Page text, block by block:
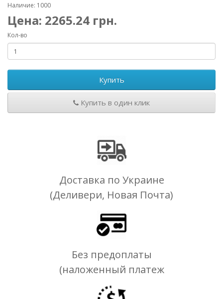
Наличие: 1000
Цена: 2265.24 грн.
Кол-во
Купить
Купить в один клик
Доставка по Украине
(Деливери, Новая Почта)
Без предоплаты
(наложенный платеж